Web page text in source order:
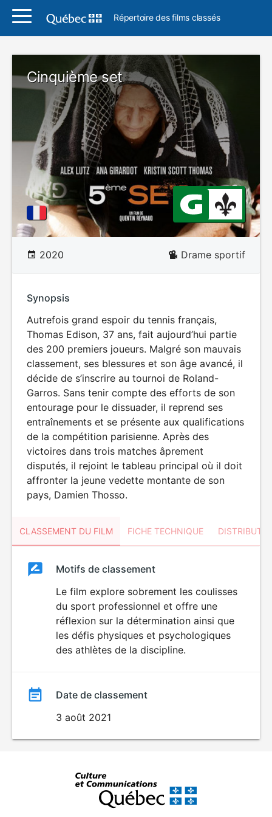
Répertoire des films classés
Cinquième set
2020 Drame sportif
Synopsis
Autrefois grand espoir du tennis français,
Thomas Edison, 37 ans, fait aujourd’hui partie
des 200 premiers joueurs. Malgré son mauvais
classement, ses blessures et son âge avancé, il
décide de s’inscrire au tournoi de Roland-
Garros. Sans tenir compte des efforts de son
entourage pour le dissuader, il reprend ses
entraînements et se présente aux qualifications
de la compétition parisienne. Après des
victoires dans trois matches âprement
disputés, il rejoint le tableau principal où il doit
affronter la jeune vedette montante de son
pays, Damien Thosso.
CLASSEMENT DU FILM FICHE TECHNIQUE
ClassementClassement
Motifs de classement
Le film explore sobrement les coulisses
du sport professionnel et offre une
réflexion sur la détermination ainsi que
les défis physiques et psychologiques
des athlètes de la discipline.
Date de classement
3 août 2021